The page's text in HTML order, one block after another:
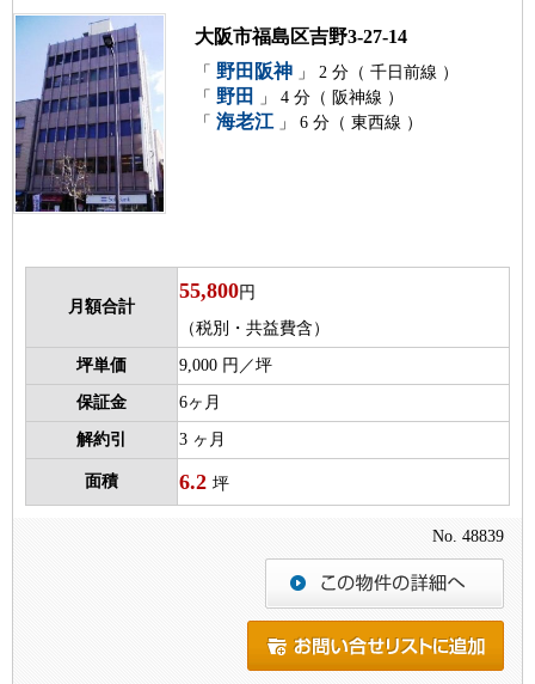
大阪市福島区吉野3-27-14
「 野田阪神 」 2 分（ 千日前線 ）
「
野田
」 4 分（ 阪神線 ）
「 海老江 」 6 分（ 東西線 ）
月額合計
55,800円
（税別・共益費含）
坪単価 9,000 円／坪
保証金 6ヶ月
解約引 3 ヶ月
面積 6.2 坪
No. 48839